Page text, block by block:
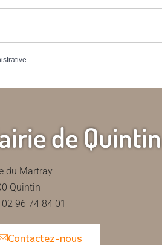
de Quintin
du Martray
Quintin
02 96 74 84 01
Contactez-nous